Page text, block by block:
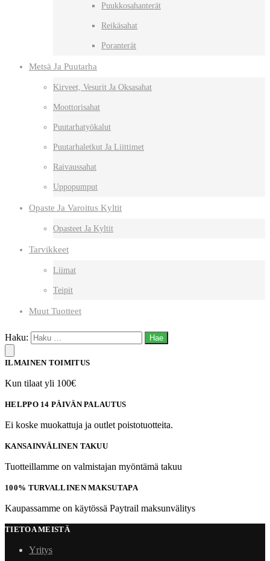
Puukkosahanterät
Reikäsahat
Poranterät
Metsä Ja Puutarha
Kirveet, Vesurit Ja Oksasahat
Moottorisahat
Puutarhatyökalut
Puutarhaletkut Ja Liittimet
Raivaussahat
Uppopumput
Opaste Ja Varoitus Kyltit
Opasteet Ja Kyltit
Tarvikkeet
Liimat
Teipit
Muut Tuotteet
Haku:
ILMAINEN TOIMITUS
Kun tilaat yli 100€
HELPPO 14 PÄIVÄN PALAUTUS
Ei koske muokattuja ja outlet poistotuotteita.
KANSAINVÄLINEN TAKUU
Tuotteillamme on valmistajan myöntämä takuu
100% TURVALLINEN MAKSUTAPA
Kaupassamme on käytössä Paytrail maksunvälitys
TIETOA MEISTÄ
Yritys